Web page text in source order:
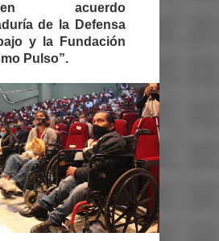
acuerdo
de la Defensa
y la Fundación
Pulso”.